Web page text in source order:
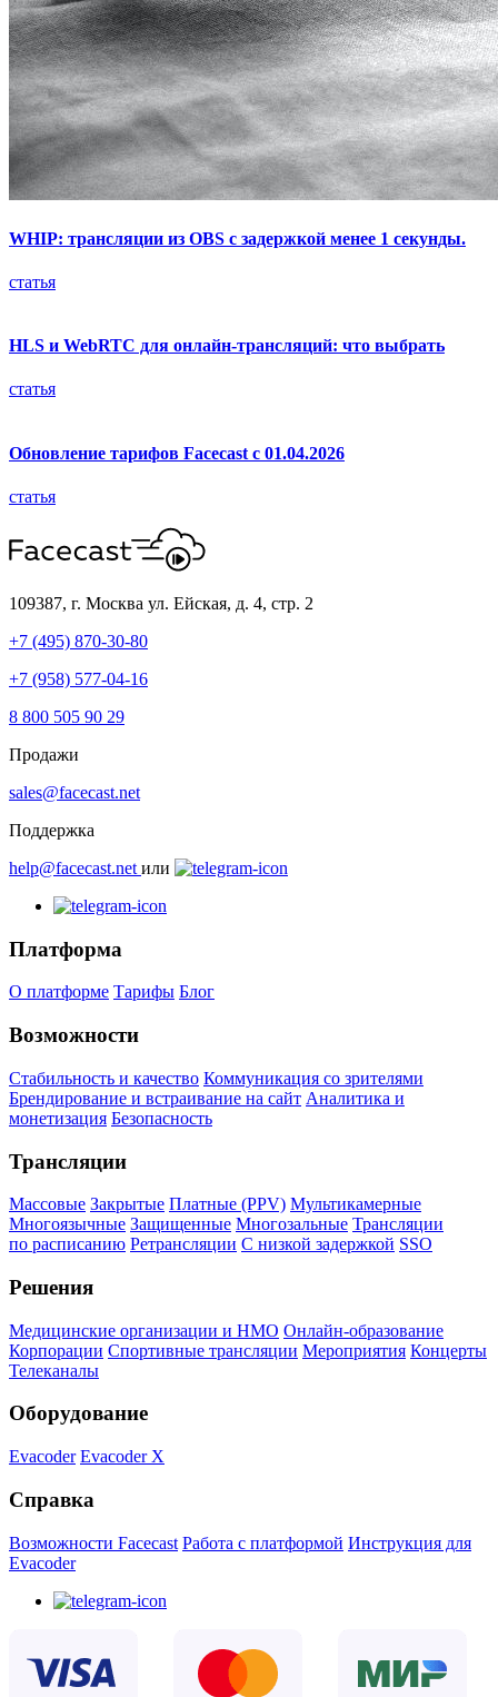
WHIP: трансляции из OBS с задержкой менее 1 секунды.
статья
HLS и WebRTC для онлайн-трансляций: что выбрать
статья
Обновление тарифов Facecast с 01.04.2026
статья
109387, г. Москва ул. Ейская, д. 4, стр. 2
+7 (495) 870-30-80
+7 (958) 577-04-16
8 800 505 90 29
Продажи
sales@facecast.net
Поддержка
help@facecast.net или
Платформа
О платформе Тарифы Блог
Возможности
Стабильность и качество Коммуникация со зрителями
Брендирование и встраивание на сайт Аналитика и
монетизация Безопасность
Трансляции
Массовые Закрытые Платные (PPV) Мультикамерные
Многоязычные Защищенные Многозальные Трансляции
по расписанию Ретрансляции С низкой задержкой SSO
Решения
Медицинские организации и НМО Онлайн-образование
Корпорации Спортивные трансляции Мероприятия Концерты
Телеканалы
Оборудование
Evacoder Evacoder X
Справка
Возможности Facecast Работа с платформой Инструкция для
Evacoder